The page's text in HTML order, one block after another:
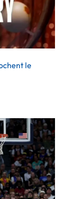
le